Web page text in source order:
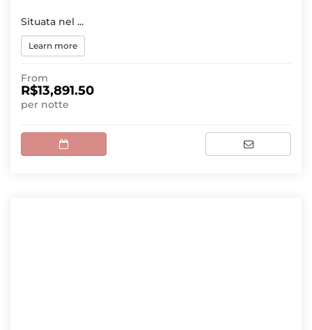
Situata nel ...
Learn more
From
R$13,891.50
per notte